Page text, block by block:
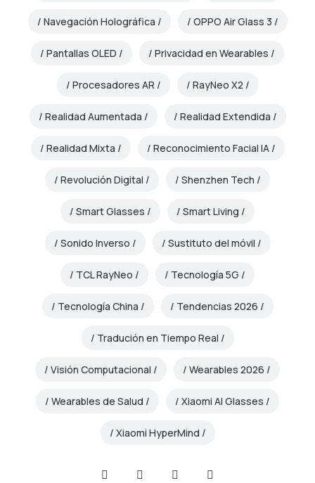
Navegación Holográfica OPPO Air Glass 3
Pantallas OLED Privacidad en Wearables
Procesadores AR RayNeo X2
Realidad Aumentada Realidad Extendida
Realidad Mixta Reconocimiento Facial IA
Revolución Digital Shenzhen Tech
Smart Glasses Smart Living
Sonido Inverso Sustituto del móvil
TCL RayNeo Tecnología 5G
Tecnología China Tendencias 2026
Tradución en Tiempo Real
Visión Computacional Wearables 2026
Wearables de Salud Xiaomi AI Glasses
Xiaomi HyperMind